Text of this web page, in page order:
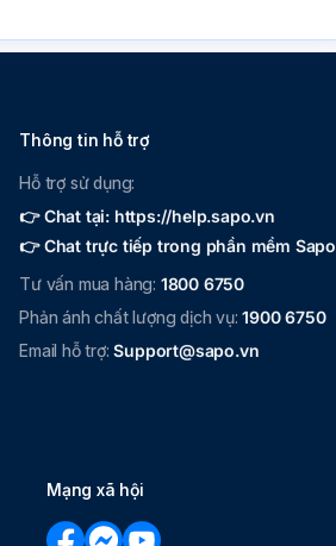
Thông tin hỗ trợ
Hỗ trợ sử dụng:
👉 Chat tại: https://help.sapo.vn
👉 Chat trực tiếp trong phần mềm Sapo
Tư vấn mua hàng: 1800 6750
Phản ánh chất lượng dịch vụ:1900 6750
Email hỗ trợ:Support@sapo.vn
Mạng xã hội